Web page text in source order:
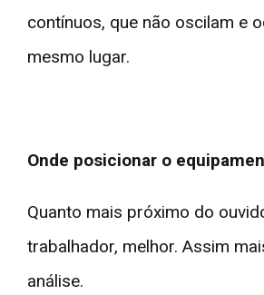
contínuos, que não oscilam e
mesmo lugar.
Onde posicionar o
Quanto mais próximo do
trabalhador, melhor. Assim
análise.